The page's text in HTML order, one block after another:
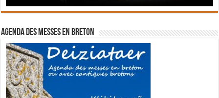
Agenda des messes en breton